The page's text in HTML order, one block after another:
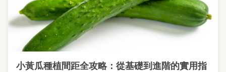
小黃瓜種植間距全攻略：從基礎到進階的實用指